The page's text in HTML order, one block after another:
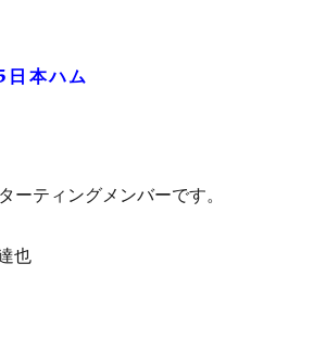
日本ハム
ーティングメンバーです。
也